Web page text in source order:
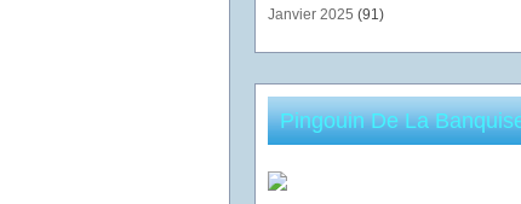
Janvier 2025 (91)
Pingouin De La